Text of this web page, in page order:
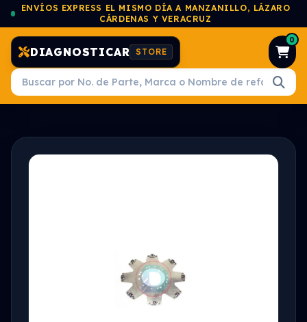
ENVÍOS EXPRESS EL MISMO DÍA A MANZANILLO, LÁZARO
CÁRDENAS Y VERACRUZ
DIAGNOSTICAR STORE
0